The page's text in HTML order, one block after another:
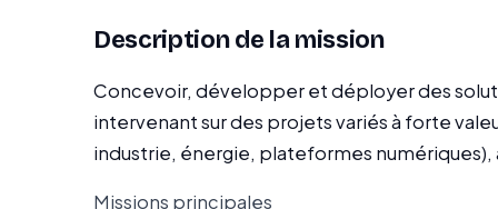
Description de la mission
Concevoir, développer et déployer des
intervenant sur des projets variés à forte
industrie, énergie, plateformes numériques),
Missions principales